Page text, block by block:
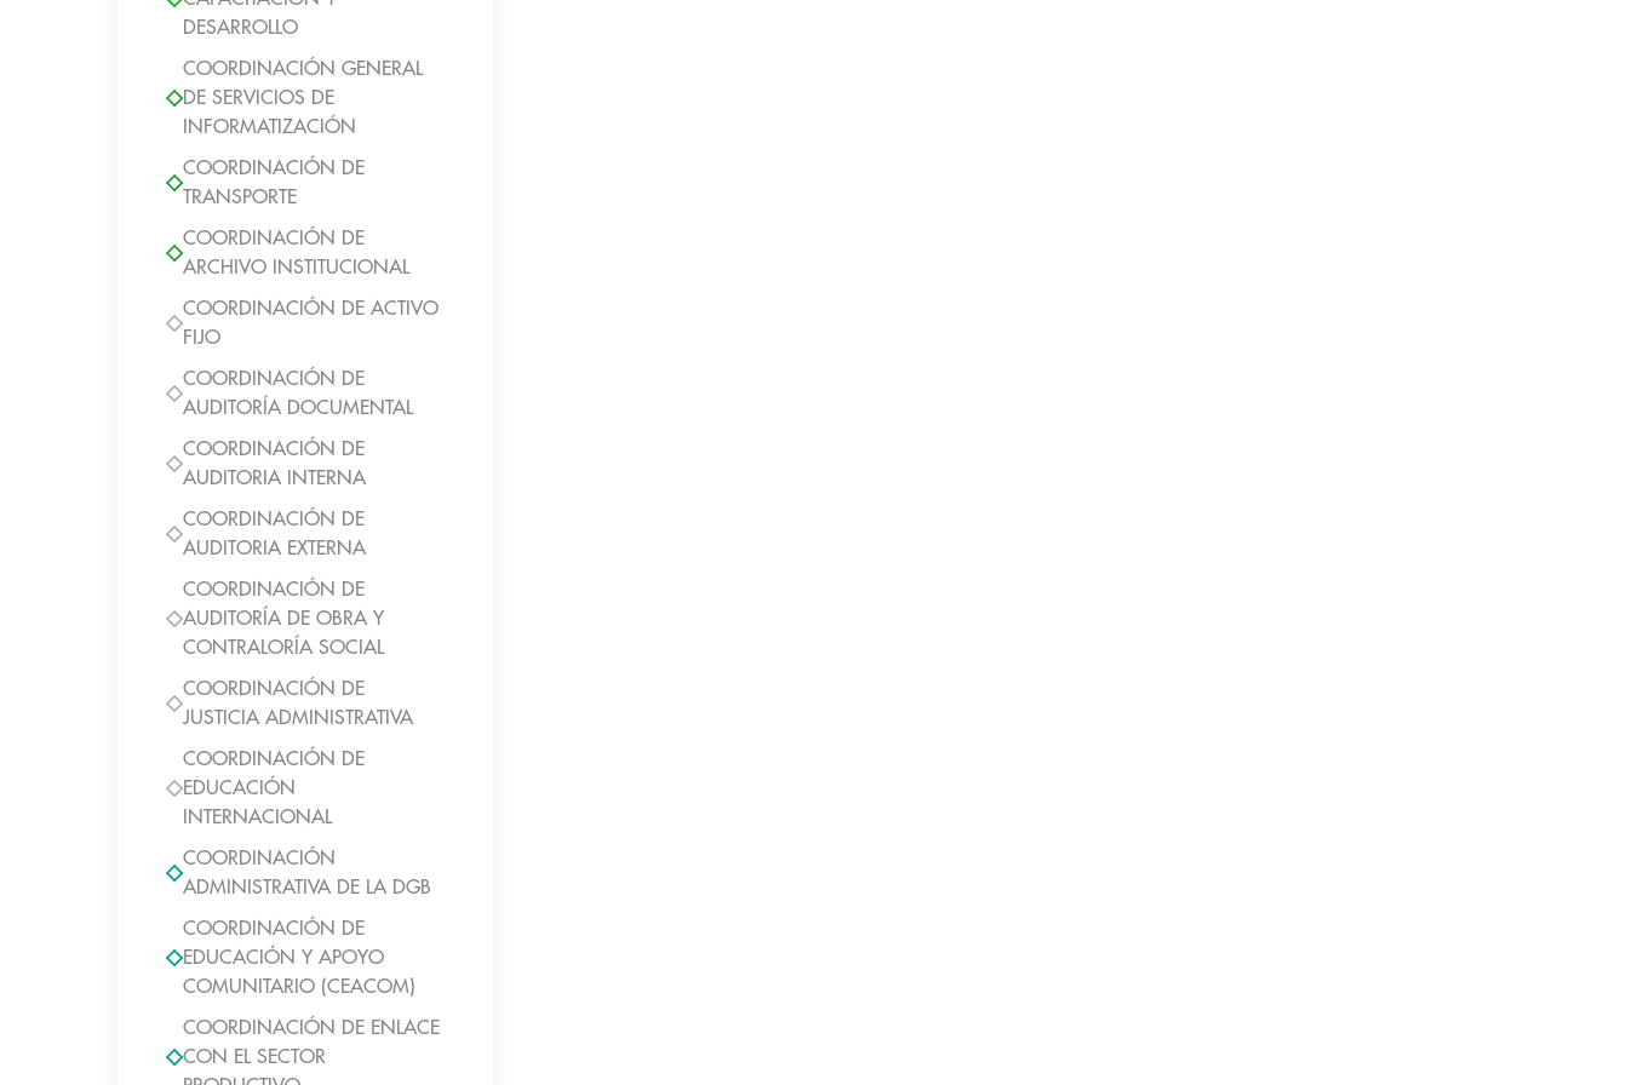
DESARROLLO
COORDINACIÓN GENERAL
DE SERVICIOS DE
INFORMATIZACIÓN
COORDINACIÓN DE
TRANSPORTE
COORDINACIÓN DE
ARCHIVO INSTITUCIONAL
COORDINACIÓN DE ACTIVO
FIJO
COORDINACIÓN DE
AUDITORÍA DOCUMENTAL
COORDINACIÓN DE
AUDITORIA INTERNA
COORDINACIÓN DE
AUDITORIA EXTERNA
COORDINACIÓN DE
AUDITORÍA DE OBRA Y
CONTRALORÍA SOCIAL
COORDINACIÓN DE
JUSTICIA ADMINISTRATIVA
COORDINACIÓN DE
EDUCACIÓN
INTERNACIONAL
COORDINACIÓN
ADMINISTRATIVA DE LA DGB
COORDINACIÓN DE
EDUCACIÓN Y APOYO
COMUNITARIO (CEACOM)
COORDINACIÓN DE ENLACE
CON EL SECTOR